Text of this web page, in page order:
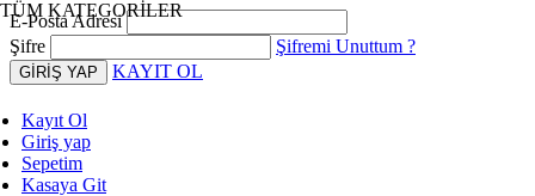
E-Posta Adresi
Şifre
Şifremi Unuttum ?
KAYIT OL
Kayıt Ol
Giriş yap
Sepetim
Kasaya Git
TÜM KATEGORİLER